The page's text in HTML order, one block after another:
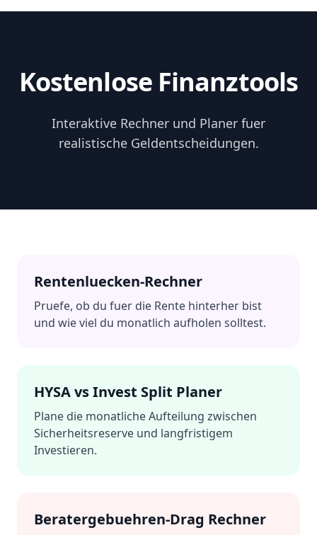
Kostenlose Finanztools
Interaktive Rechner und Planer fuer
realistische Geldentscheidungen.
Rentenluecken-Rechner
Pruefe, ob du fuer die Rente hinterher bist
und wie viel du monatlich aufholen solltest.
HYSA vs Invest Split Planer
Plane die monatliche Aufteilung zwischen
Sicherheitsreserve und langfristigem
Investieren.
Beratergebuehren-Drag Rechner